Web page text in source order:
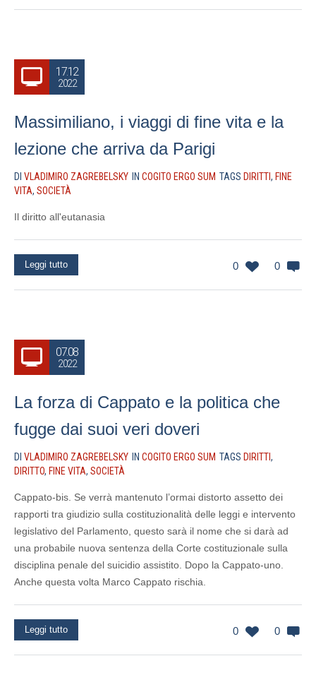
17.12
2022
Massimiliano, i viaggi di fine vita e la
lezione che arriva da Parigi
DI VLADIMIRO ZAGREBELSKY IN COGITO ERGO SUM TAGS DIRITTI, FINE
VITA, SOCIETÀ
Il diritto all'eutanasia
0 0
Leggi tutto
07.08
2022
La forza di Cappato e la politica che
fugge dai suoi veri doveri
DI VLADIMIRO ZAGREBELSKY IN COGITO ERGO SUM TAGS DIRITTI,
DIRITTO, FINE VITA, SOCIETÀ
Cappato-bis. Se verrà mantenuto l’ormai distorto assetto dei
rapporti tra giudizio sulla costituzionalità delle leggi e intervento
legislativo del Parlamento, questo sarà il nome che si darà ad
una probabile nuova sentenza della Corte costituzionale sulla
disciplina penale del suicidio assistito. Dopo la Cappato-uno.
Anche questa volta Marco Cappato rischia.
0 0
Leggi tutto